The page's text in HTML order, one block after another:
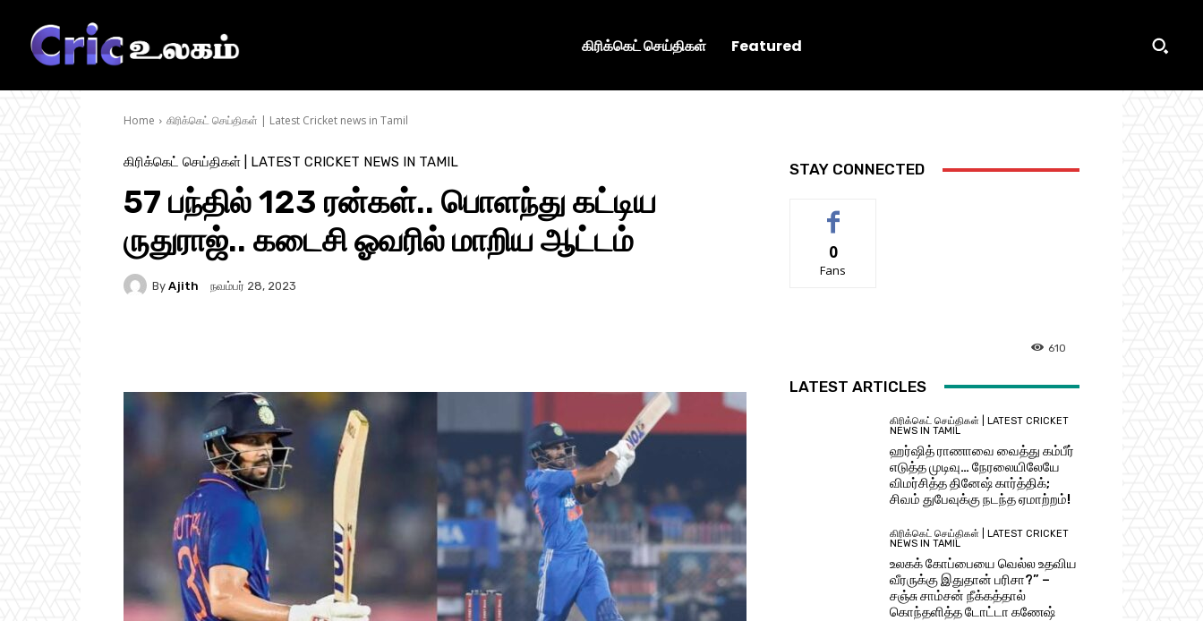
கிரிக்கெட் செய்திகள் Featured
Home கிரிக்கெட் செய்திகள் | Latest Cricket news in Tamil
கிரிக்கெட் செய்திகள் | LATEST CRICKET NEWS IN TAMIL
57 பந்தில் 123 ரன்கள்.. பொளந்து கட்டிய
ருதுராஜ்.. கடைசி ஓவரில் மாறிய ஆட்டம்
By Ajith நவம்பர் 28, 2023
STAY CONNECTED
0
Fans
610
LATEST ARTICLES
கிரிக்கெட் செய்திகள் | LATEST CRICKET
NEWS IN TAMIL
ஹர்ஷித் ராணாவை வைத்து கம்பீர்
எடுத்த முடிவு… நேரலையிலேயே
விமர்சித்த தினேஷ் கார்த்திக்;
சிவம் துபேவுக்கு நடந்த ஏமாற்றம்!
கிரிக்கெட் செய்திகள் | LATEST CRICKET
NEWS IN TAMIL
உலகக் கோப்பையை வெல்ல உதவிய
வீரருக்கு இதுதான் பரிசா?” –
சஞ்சு சாம்சன் நீக்கத்தால்
கொந்தளித்த டோட்டா கணேஷ்